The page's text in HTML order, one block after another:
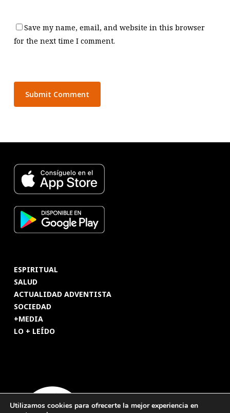
Save my name, email, and website in this browser
for the next time I comment.
ESPIRITUAL
SALUD
ACTUALIDAD ADVENTISTA
SOCIEDAD
+MEDIA
LO + LEÍDO
Utilizamos cookies para ofrecerte la mejor experiencia en